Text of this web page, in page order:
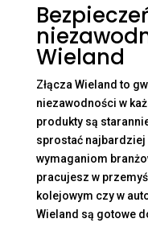
Wieland
Złącza Wieland to
niezawodności w
produkty są
sprostać
wymaganiom
pracujesz w
kolejowym czy w
Wieland są gotowe